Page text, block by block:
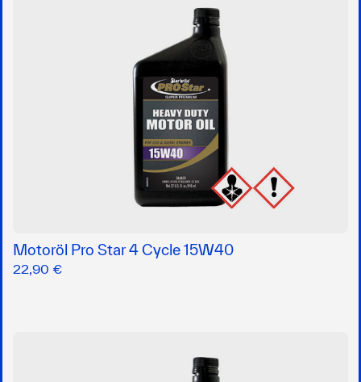
Motoröl Pro Star 4 Cycle 15W40
22,90 €